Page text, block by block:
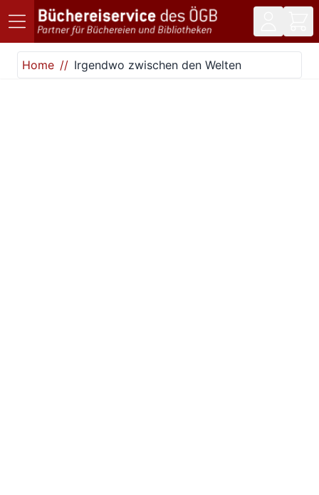
Direkt zum Inhalt
Home
Irgendwo zwischen den Welten